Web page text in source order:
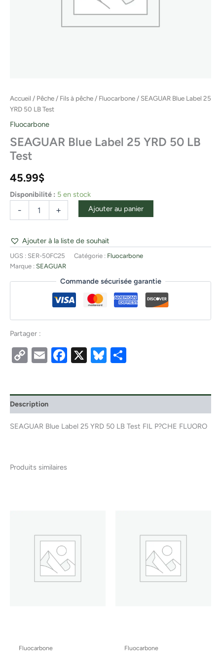
Accueil / Pêche / Fils à pêche / Fluocarbone / SEAGUAR Blue Label 25
YRD 50 LB Test
Fluocarbone
SEAGUAR Blue Label 25 YRD 50 LB
Test
45.99$
Disponibilité : 5 en stock
- + Ajouter au panier
Ajouter à la liste de souhait
UGS : SER-50FC25 Catégorie : Fluocarbone
Marque : SEAGUAR
Commande sécurisée garantie
Partager :
CopyEmailFacebook
X Bluesky
Description
SEAGUAR Blue Label 25 YRD 50 LB Test FIL P?CHE FLUORO
Produits similaires
Fluocarbone Fluocarbone